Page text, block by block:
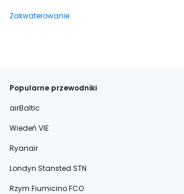
Zakwaterowanie
Popularne przewodniki
airBaltic
Wiedeń VIE
Ryanair
Londyn Stansted STN
Rzym Fiumicino FCO